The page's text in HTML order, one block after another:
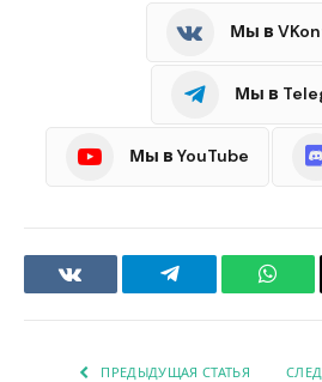
Мы в
Мы в
Мы в YouTube
VKontakteTelegram
ПРЕДЫДУЩАЯ СТАТЬЯ